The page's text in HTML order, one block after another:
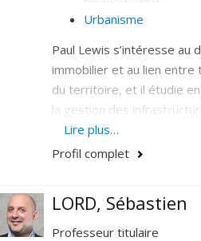
Urbanisme
Paul Lewis s’intéresse au
immobilier et au lien
du territoire, et il étudie
la gestion des
questions liées au
actif. Ses champs
commerciales et des
entre les technologies de
Lire plus…
Profil complet
LORD, Sébastien
Professeur titulaire